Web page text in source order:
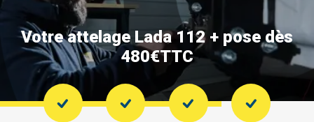
Votre attelage Lada 112 + pose dès
480€TTC